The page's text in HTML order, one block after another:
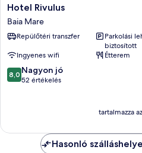
Hotel
Rivulus
Baia
Mare
Hotel Rivulus
Baia Mare
Repülőtéri transzfer
Parkolási
biztosított
Ingyenes wifi
Étterem
8.0
ennyiből:
értékelés
8,0 Nagyon jó
52 értékelés
tartalmazza
Hasonló